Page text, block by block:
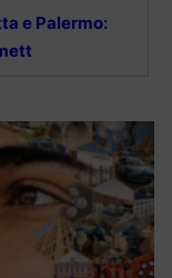
e Palermo: